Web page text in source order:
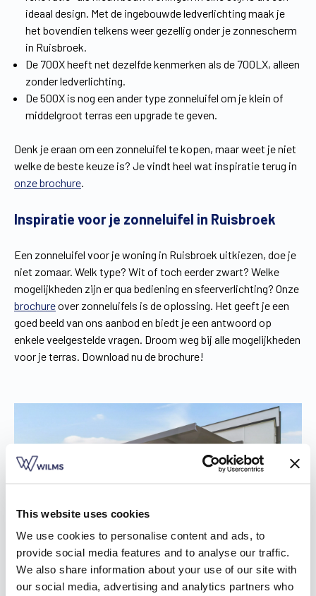
This website uses cookies
We use cookies to personalise content and ads, to
provide social media features and to analyse our traffic.
We also share information about your use of our site with
our social media, advertising and analytics partners who
ideaal design. Met de ingebouwde ledverlichting maak je
het bovendien telkens weer gezellig onder je zonnescherm
in Ruisbroek.
De 700X heeft net dezelfde kenmerken als de 700LX, alleen
zonder ledverlichting.
De 500X is nog een ander type zonneluifel om je klein of
middelgroot terras een upgrade te geven.
Denk je eraan om een zonneluifel te kopen, maar weet je niet
welke de beste keuze is? Je vindt heel wat inspiratie terug in
onze brochure.
Inspiratie voor je zonneluifel in Ruisbroek
Een zonneluifel voor je woning in Ruisbroek uitkiezen, doe je
niet zomaar. Welk type? Wit of toch eerder zwart? Welke
mogelijkheden zijn er qua bediening en sfeerverlichting? Onze
brochureover zonneluifels is de oplossing. Het geeft je een
goed beeld van ons aanbod en biedt je een antwoord op
enkele veelgestelde vragen. Droom weg bij alle mogelijkheden
voor je terras. Download nu de brochure!